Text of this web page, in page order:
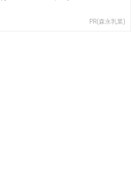
PR(森永乳業)